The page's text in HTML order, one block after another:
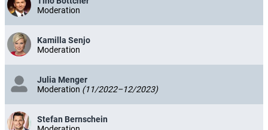
Moderation
Kamilla Senjo
Moderation
Julia Menger
Moderation (11/2022–12/2023)
Stefan Bernschein